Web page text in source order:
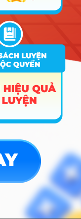
25.14
28.35 29.8
24 25.5
25.96 37.5
28.47 29.9 29.8
29.9
24 27.2
24 26.4 26
39.9